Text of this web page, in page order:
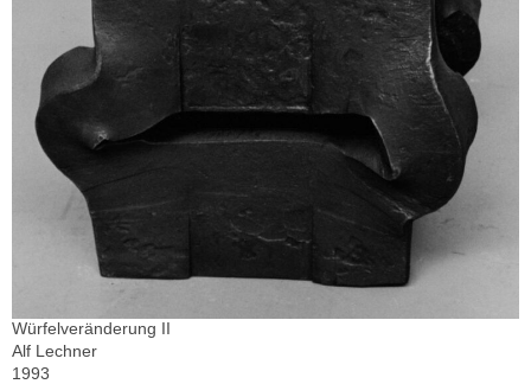
Würfelveränderung II
Alf Lechner
1993